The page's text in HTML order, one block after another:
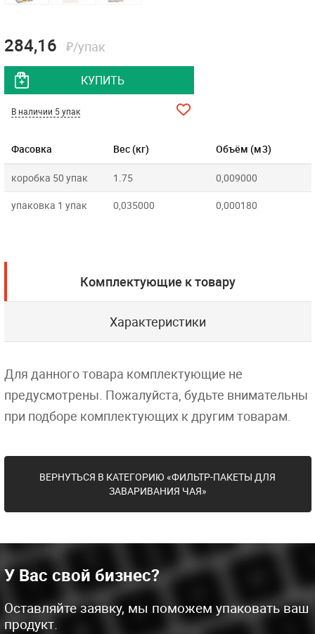
Фасовка Вес (кг) Объём (м3)
коробка 50 упак 1.75 0,009000
упаковка 1 упак 0,035000 0,000180
284,16 ₽/упак
КУПИТЬ
В наличии 5 упак
Комплектующие к товару
Характеристики
Для данного товара комплектующие не
предусмотрены. Пожалуйста, будьте внимательны
при подборе комплектующих к другим товарам.
ВЕРНУТЬСЯ В КАТЕГОРИЮ «ФИЛЬТР-ПАКЕТЫ ДЛЯ
ЗАВАРИВАНИЯ ЧАЯ»
У Вас свой бизнес?
Оставляйте заявку, мы поможем упаковать ваш
продукт.